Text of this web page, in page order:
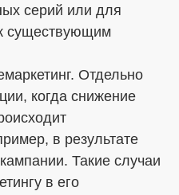
серий или для
существующим
Отдельно
когда снижение
в результате
Такие случаи
в его